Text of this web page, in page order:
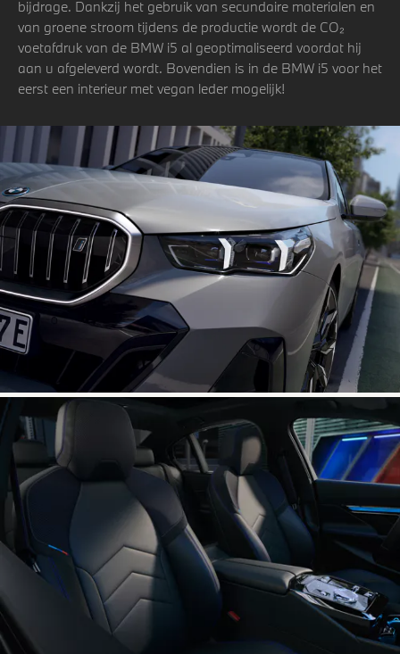
bijdrage. Dankzij het gebruik van secundaire materialen en
van groene stroom tijdens de productie wordt de CO₂
voetafdruk van de BMW i5 al geoptimaliseerd voordat hij
aan u afgeleverd wordt. Bovendien is in de BMW i5 voor het
eerst een interieur met vegan leder mogelijk!